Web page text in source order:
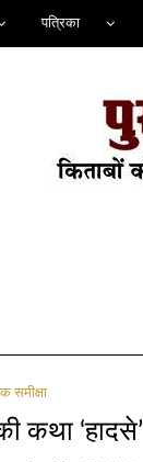
पत्रिका
समीक्षा
कथा ‘हादसे’